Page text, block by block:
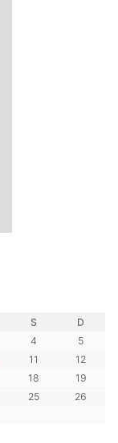
S D
4
5
11
12
18
19
25
26